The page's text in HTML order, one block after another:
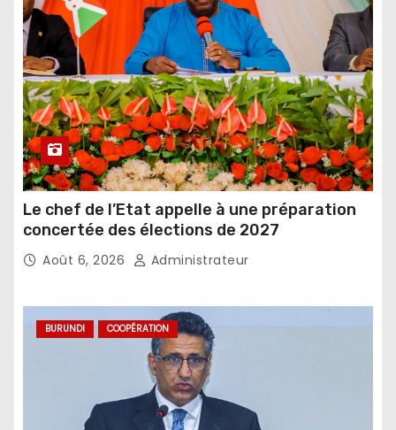
Le chef de l’Etat appelle à une préparation
concertée des élections de 2027
Août 6, 2026 Administrateur
BURUNDI COOPÉRATION